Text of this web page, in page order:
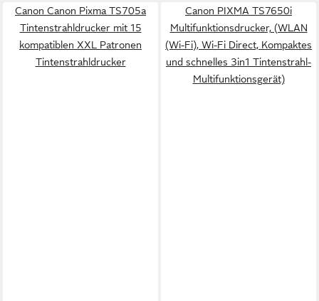
Canon Canon Pixma TS705a
Tintenstrahldrucker mit 15
kompatiblen XXL Patronen
Tintenstrahldrucker
Canon PIXMA TS7650i
Multifunktionsdrucker, (WLAN
(Wi-Fi), Wi-Fi Direct, Kompaktes
und schnelles 3in1 Tintenstrahl-
Multifunktionsgerät)